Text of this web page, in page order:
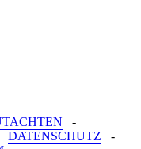
-
DATENSCHUTZ -